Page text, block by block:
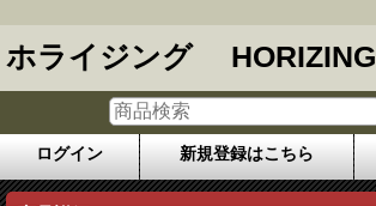
ホライジング HORIZING
ログイン 新規登録はこちら